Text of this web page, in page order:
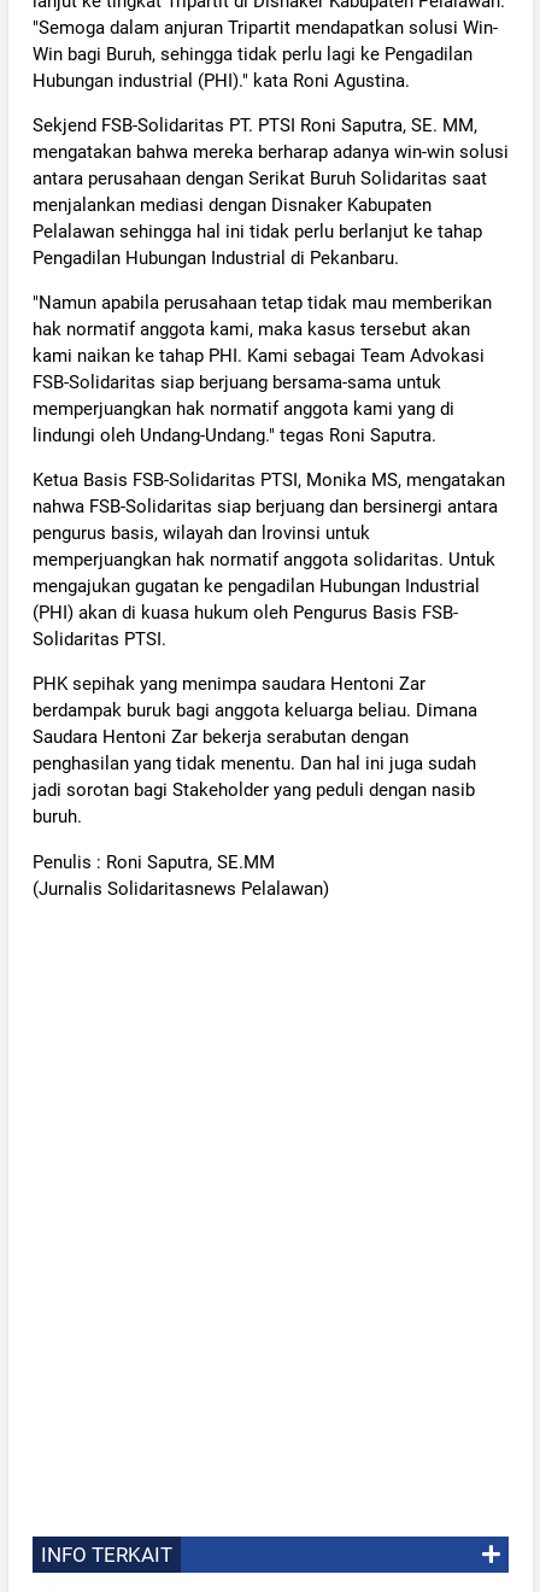
"Semoga dalam anjuran Tripartit mendapatkan solusi Win-
Win bagi Buruh, sehingga tidak perlu lagi ke Pengadilan
Hubungan industrial (PHI)." kata Roni Agustina.
Sekjend FSB-Solidaritas PT. PTSI Roni Saputra, SE. MM,
mengatakan bahwa mereka berharap adanya win-win solusi
antara perusahaan dengan Serikat Buruh Solidaritas saat
menjalankan mediasi dengan Disnaker Kabupaten
Pelalawan sehingga hal ini tidak perlu berlanjut ke tahap
Pengadilan Hubungan Industrial di Pekanbaru.
"Namun apabila perusahaan tetap tidak mau memberikan
hak normatif anggota kami, maka kasus tersebut akan
kami naikan ke tahap PHI. Kami sebagai Team Advokasi
FSB-Solidaritas siap berjuang bersama-sama untuk
memperjuangkan hak normatif anggota kami yang di
lindungi oleh Undang-Undang." tegas Roni Saputra.
Ketua Basis FSB-Solidaritas PTSI, Monika MS, mengatakan
nahwa FSB-Solidaritas siap berjuang dan bersinergi antara
pengurus basis, wilayah dan lrovinsi untuk
memperjuangkan hak normatif anggota solidaritas. Untuk
mengajukan gugatan ke pengadilan Hubungan Industrial
(PHI) akan di kuasa hukum oleh Pengurus Basis FSB-
Solidaritas PTSI.
PHK sepihak yang menimpa saudara Hentoni Zar
berdampak buruk bagi anggota keluarga beliau. Dimana
Saudara Hentoni Zar bekerja serabutan dengan
penghasilan yang tidak menentu. Dan hal ini juga sudah
jadi sorotan bagi Stakeholder yang peduli dengan nasib
buruh.
Penulis : Roni Saputra, SE.MM
(Jurnalis Solidaritasnews Pelalawan)
INFO TERKAIT